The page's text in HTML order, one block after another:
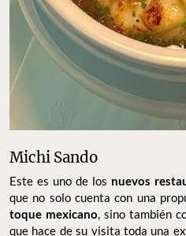
Michi Sando
Este es uno de los nuevos
que no solo cuenta con una
toque mexicano, sino también
que hace de su visita toda una